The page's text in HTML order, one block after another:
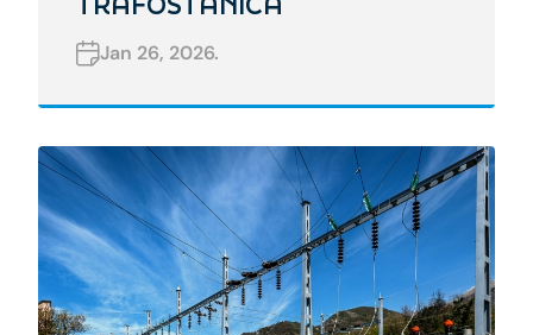
Jan 26, 2026.